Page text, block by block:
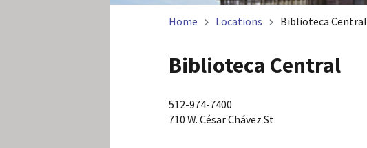
Home Locations Biblioteca Central
Biblioteca Central
512-974-7400
710 W. César Chávez St.